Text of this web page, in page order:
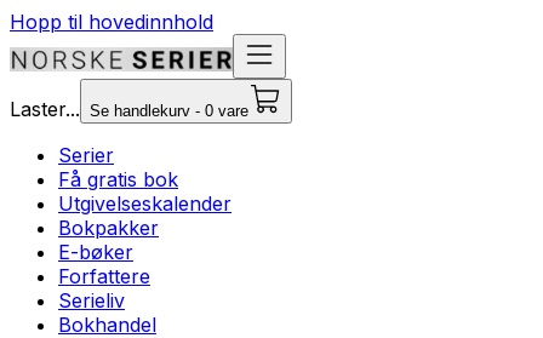
Hopp til hovedinnhold
Laster... Se handlekurv - 0 vare
Serier
Få gratis bok
Utgivelseskalender
Bokpakker
E-bøker
Forfattere
Serieliv
Bokhandel